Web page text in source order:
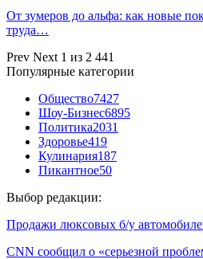
От зумеров до альфа: как новые
труда…
Prev Next 1 из 2 441
Популярные категории
Общество7427
Шоу-Бизнес6895
Политика2031
Здоровье419
Кулинария187
Пикантное50
Выбор редакции:
Продажи люксовых б/у
CNN сообщил о «серьезной